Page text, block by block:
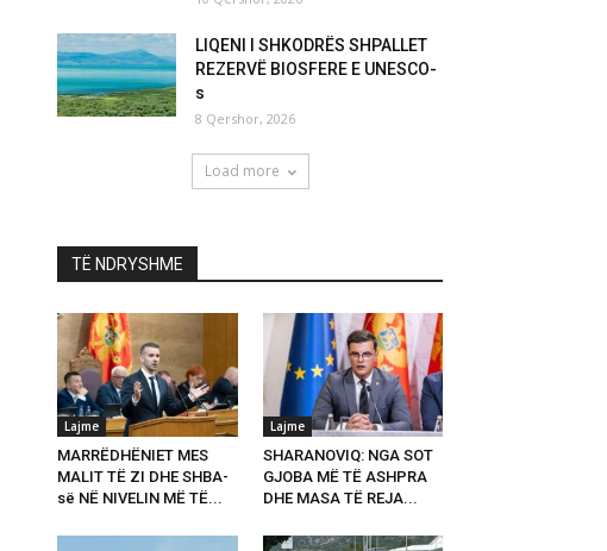
LIQENI I SHKODRËS SHPALLET
REZERVË BIOSFERE E UNESCO-
s
8 Qershor, 2026
Load more
TË NDRYSHME
Lajme
MARRËDHËNIET MES
MALIT TË ZI DHE SHBA-
së NË NIVELIN MË TË...
Lajme
SHARANOVIQ: NGA SOT
GJOBA MË TË ASHPRA
DHE MASA TË REJA...